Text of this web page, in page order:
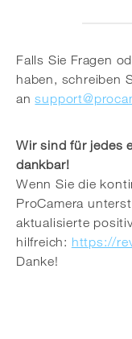
Falls Sie Fragen
haben, schreiben
an
Wir sind für jedes
dankbar!
Wenn Sie die
ProCamera
aktualisierte
hilfreich: https://
Danke!